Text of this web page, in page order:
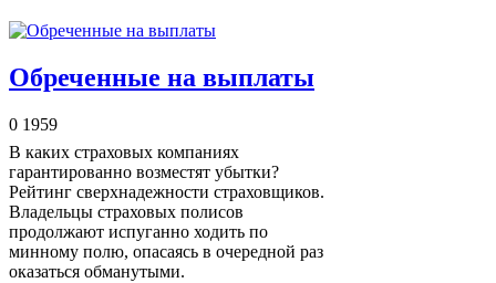
Обреченные на выплаты
0 1959
В каких страховых компаниях
гарантированно возместят убытки?
Рейтинг сверхнадежности страховщиков.
Владельцы страховых полисов
продолжают испуганно ходить по
минному полю, опасаясь в очередной раз
оказаться обманутыми.